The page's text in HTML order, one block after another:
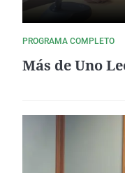
PROGRAMA COMPLETO
Más de Uno